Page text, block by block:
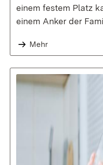
einem festem Platz
einem Anker der
Mehr